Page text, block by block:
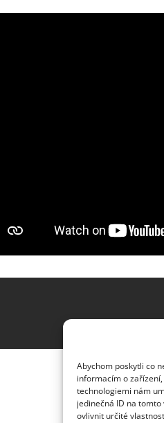
Abychom poskytli co
informacím o
technologiemi nám
jedinečná ID na
ovlivnit určité